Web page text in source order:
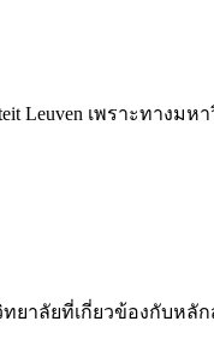
เพราะทางมห
าลัยที่เกี่ยวข้องกับหลั